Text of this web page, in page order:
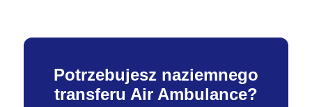
Potrzebujesz naziemnego
transferu Air Ambulance?